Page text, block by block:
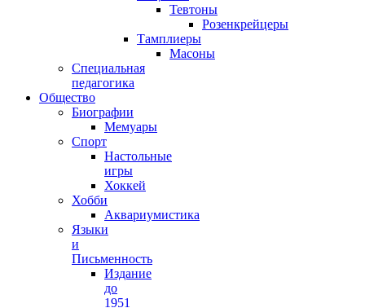
Тевтоны
Розенкрейцеры
Тамплиеры
Масоны
Специальная
педагогика
Общество
Биографии
Мемуары
Спорт
Настольные
игры
Хоккей
Хобби
Аквариумистика
Языки
и
Письменность
Издание
до
1951